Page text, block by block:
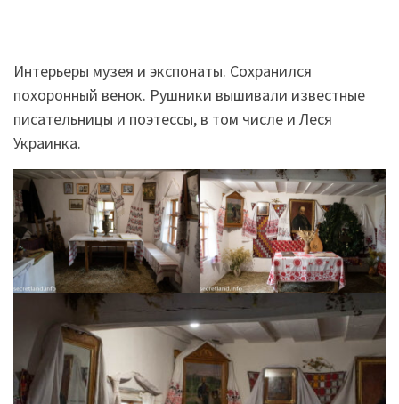
Интерьеры музея и экспонаты. Сохранился
похоронный венок. Рушники вышивали известные
писательницы и поэтессы, в том числе и Леся
Украинка.